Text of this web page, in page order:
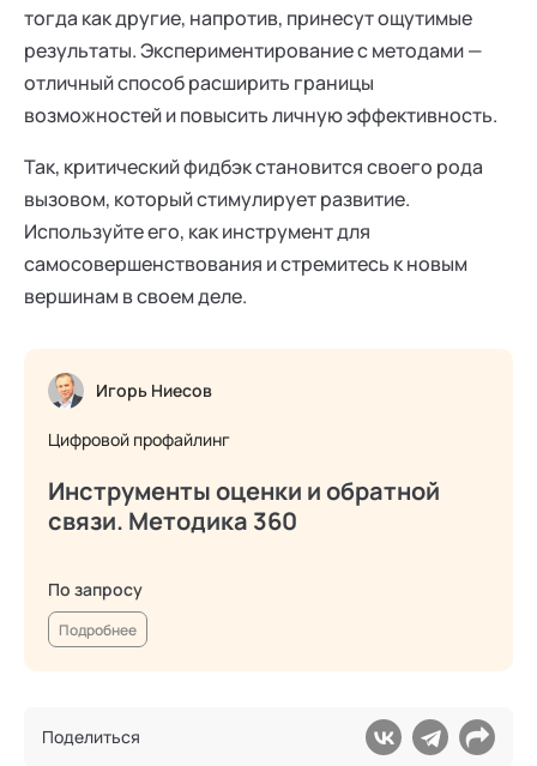
тогда как другие, напротив, принесут ощутимые
результаты. Экспериментирование с методами —
отличный способ расширить границы
возможностей и повысить личную эффективность.
Так, критический фидбэк становится своего рода
вызовом, который стимулирует развитие.
Используйте его, как инструмент для
самосовершенствования и стремитесь к новым
вершинам в своем деле.
Игорь Ниесов
Цифровой профайлинг
Инструменты оценки и обратной
связи. Методика 360
По запросу
Подробнее
Поделиться